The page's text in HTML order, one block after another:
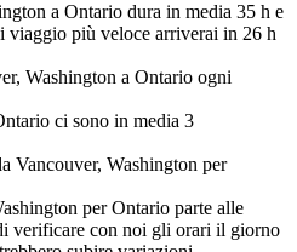
a Ontario dura in media 35 h e
viaggio più veloce arriverai in 26 h
Washington a Ontario ogni
ci sono in media 3
Vancouver, Washington per
per Ontario parte alle
verificare con noi gli orari il giorno